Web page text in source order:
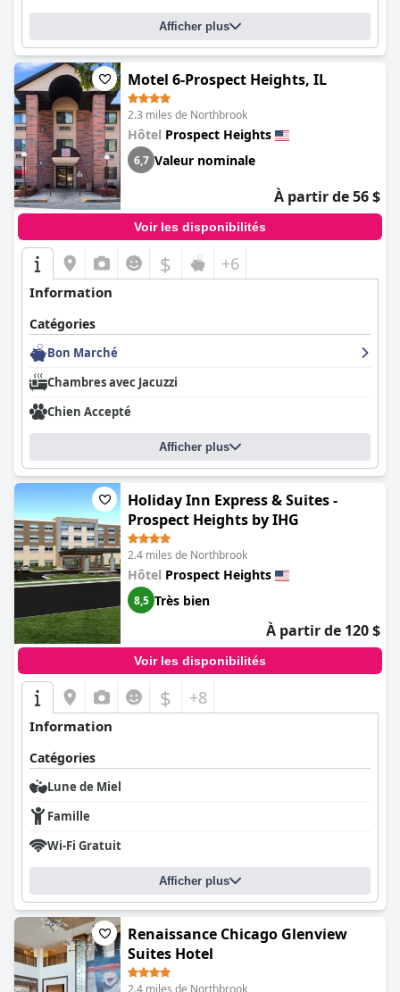
Afficher plus
Motel 6-Prospect Heights, IL
2.3 miles de Northbrook
Hôtel Prospect Heights
6,7 Valeur nominale
À partir de 56 $
Voir les disponibilités
$ +6
Information
Catégories
Bon Marché
Chambres avec Jacuzzi
Chien Accepté
Afficher plus
Holiday Inn Express & Suites -
Prospect Heights by IHG
2.4 miles de Northbrook
Hôtel Prospect Heights
8,5 Très bien
À partir de 120 $
Voir les disponibilités
$ +8
Information
Catégories
Lune de Miel
Famille
Wi-Fi Gratuit
Afficher plus
Renaissance Chicago Glenview
Suites Hotel
2.4 miles de Northbrook